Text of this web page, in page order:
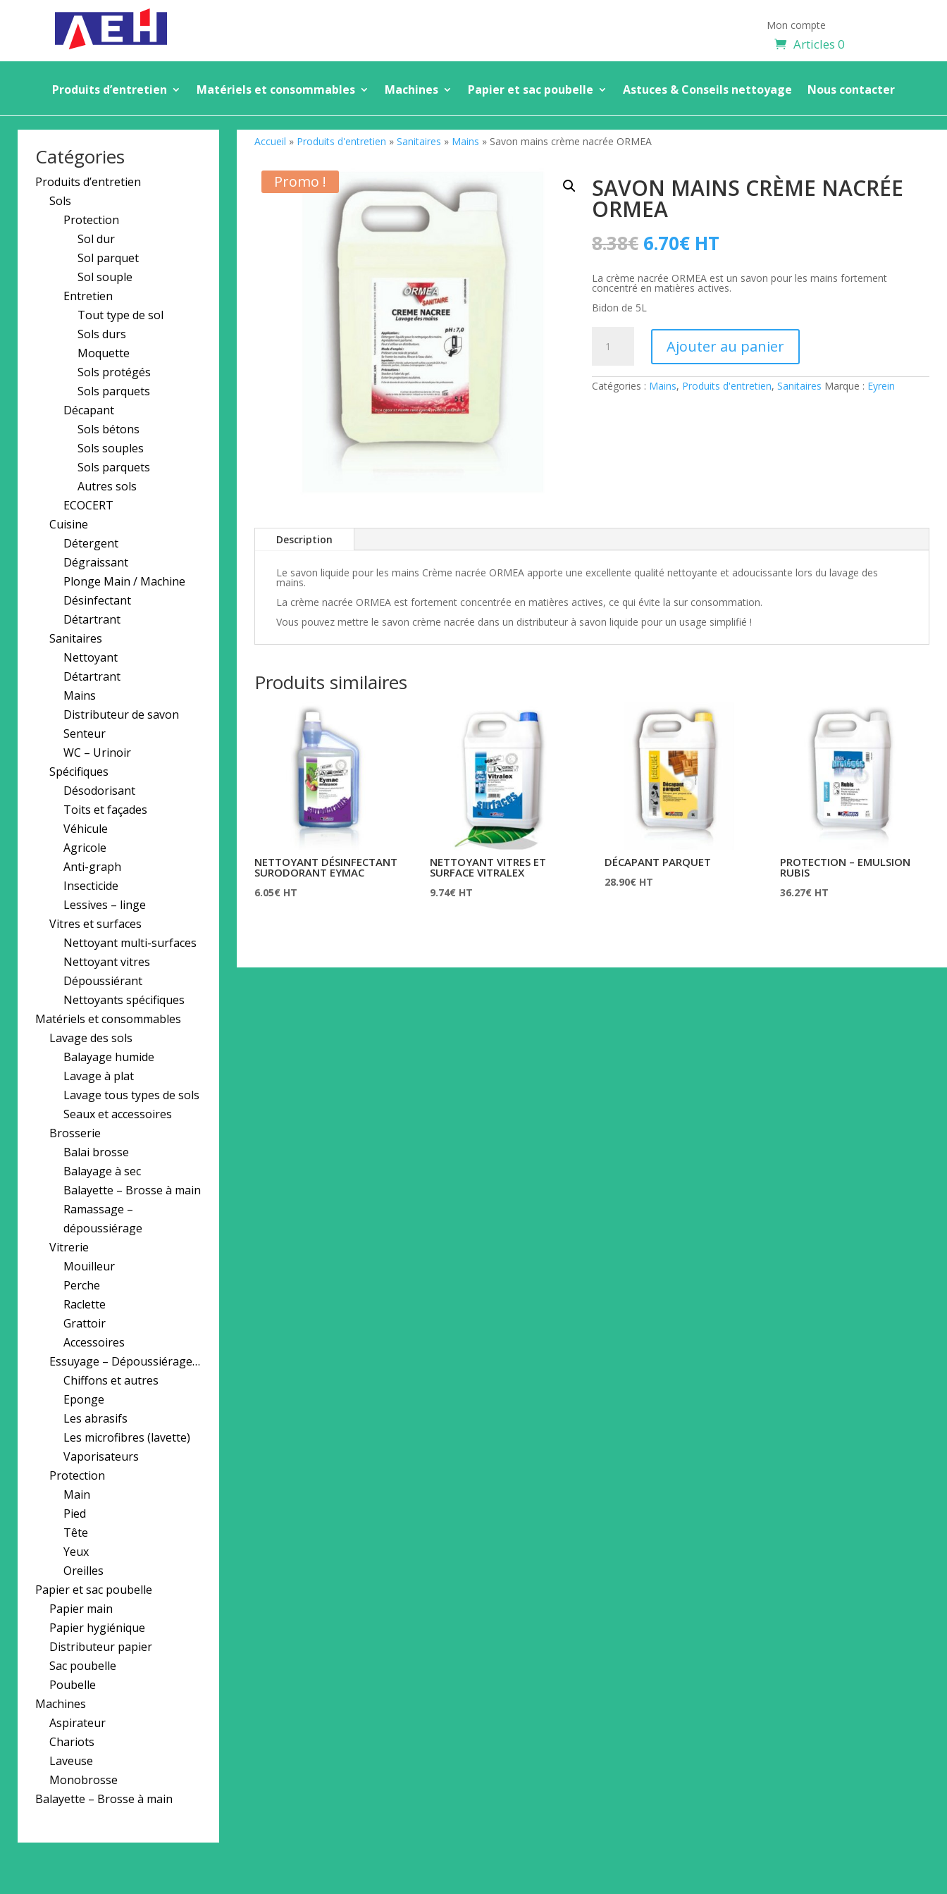
Mon compte
Articles 0
Produits d’entretien Matériels et consommables Machines Papier et sac poubelle Astuces & Conseils nettoyage Nous contacter
Catégories
Produits d’entretien
Sols
Protection
Sol dur
Sol parquet
Sol souple
Entretien
Tout type de sol
Sols durs
Moquette
Sols protégés
Sols parquets
Décapant
Sols bétons
Sols souples
Sols parquets
Autres sols
ECOCERT
Cuisine
Détergent
Dégraissant
Plonge Main / Machine
Désinfectant
Détartrant
Sanitaires
Nettoyant
Détartrant
Mains
Distributeur de savon
Senteur
WC – Urinoir
Spécifiques
Désodorisant
Toits et façades
Véhicule
Agricole
Anti-graph
Insecticide
Lessives – linge
Vitres et surfaces
Nettoyant multi-surfaces
Nettoyant vitres
Dépoussiérant
Nettoyants spécifiques
Matériels et consommables
Lavage des sols
Balayage humide
Lavage à plat
Lavage tous types de sols
Seaux et accessoires
Brosserie
Balai brosse
Balayage à sec
Balayette – Brosse à main
Ramassage –
dépoussiérage
Vitrerie
Mouilleur
Perche
Raclette
Grattoir
Accessoires
Essuyage – Dépoussiérage…
Chiffons et autres
Eponge
Les abrasifs
Les microfibres (lavette)
Vaporisateurs
Protection
Main
Pied
Tête
Yeux
Oreilles
Papier et sac poubelle
Papier main
Papier hygiénique
Distributeur papier
Sac poubelle
Poubelle
Machines
Aspirateur
Chariots
Laveuse
Monobrosse
Balayette – Brosse à main
Accueil » Produits d'entretien » Sanitaires » Mains » Savon mains crème nacrée ORMEA
Promo ! SAVON MAINS CRÈME NACRÉE
ORMEA
8.38€ Le
initial
était :
8.38€.
6.70€Le
actuel
est :
HT
La crème nacrée ORMEA est un savon pour les mains fortement
concentré en matières actives.
Bidon de 5L
Savon
nacrée
ORMEA
Ajouter au panier
Catégories : Mains, Produits d'entretien, Sanitaires Marque : Eyrein
Description
Le savon liquide pour les mains Crème nacrée ORMEA apporte une excellente qualité nettoyante et adoucissante lors du lavage des
mains.
La crème nacrée ORMEA est fortement concentrée en matières actives, ce qui évite la sur consommation.
Vous pouvez mettre le savon crème nacrée dans un distributeur à savon liquide pour un usage simplifié !
Produits similaires
NETTOYANT DÉSINFECTANT
SURODORANT EYMAC
6.05€ HT
NETTOYANT VITRES ET
SURFACE VITRALEX
9.74€ HT
DÉCAPANT PARQUET
28.90€ HT
PROTECTION – EMULSION
RUBIS
36.27€ HT